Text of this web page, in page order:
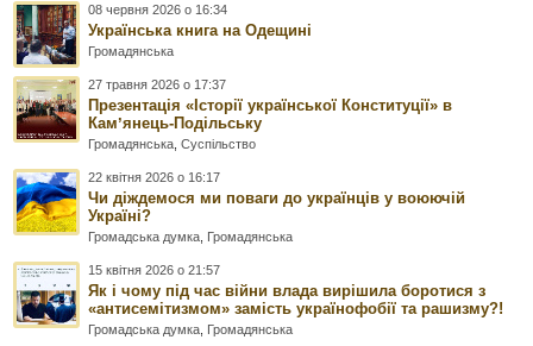
08 червня 2026 о 16:34
Українська книга на Одещині
Громадянська
27 травня 2026 о 17:37
Презентація «Історії української Конституції» в
Камʼянець-Подільську
Громадянська ,Суспільство
22 квітня 2026 о 16:17
Чи діждемося ми поваги до українців у воюючій
Україні?
Громадська думка Громадянська
15 квітня 2026 о 21:57
Як і чому під час війни влада вирішила боротися з
«антисемітизмом» замість українофобії та рашизму?!
Громадська думка Громадянська